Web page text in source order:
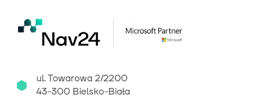
ul. Towarowa 2/2200
43-300 Bielsko-Biała